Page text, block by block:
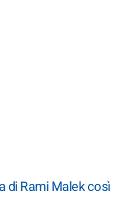
di Rami Malek così